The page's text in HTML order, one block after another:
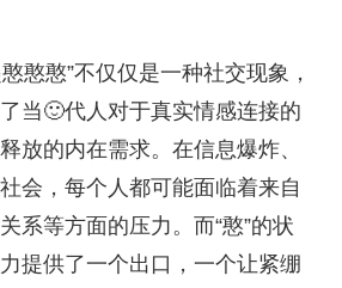
憨憨”不仅仅是一种社交现象，
当🙂代人对于真实情感连接的
放的内在需求。在信息爆炸、
会，每个人都可能面临着来自
系等方面的压力。而“憨”的状
提供了一个出口，一个让紧绷